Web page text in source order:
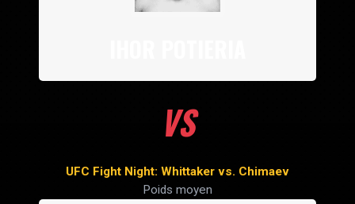
VS
UFC Fight Night: Whittaker vs. Chimaev
Poids moyen